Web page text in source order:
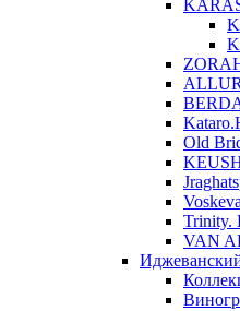
Old
Trinity.
VAN